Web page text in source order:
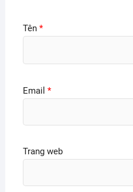
Tên *
Email *
Trang web